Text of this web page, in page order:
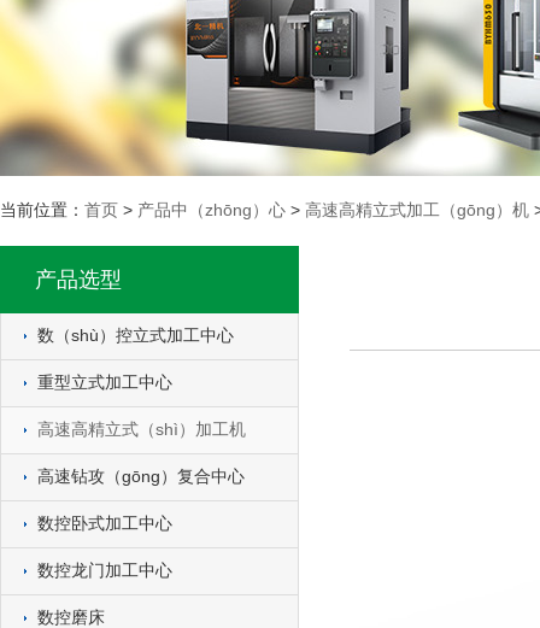
当前位置： 首页 > 产品中（zhōng）心 > 高速高精立式加工（gōng）机
产品选型
数（shù）控立式加工中心
重型立式加工中心
高速高精立式（shì）加工机
高速钻攻（gōng）复合中心
数控卧式加工中心
数控龙门加工中心
数控磨床